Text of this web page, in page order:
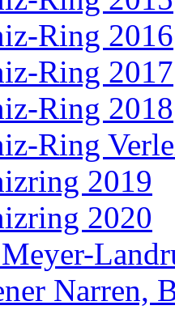
Ring 2016
Ring 2017
Ring 2018
Ring
2019
2020
Narren,